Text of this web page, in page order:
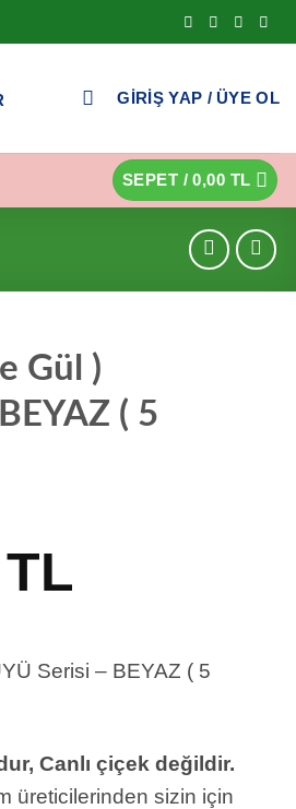
GIRIŞ YAP / ÜYE OL
SEPET /0,00 TL
Gül )
( 5
TL
Serisi – BEYAZ ( 5
Canlı çiçek değildir.
üreticilerinden sizin için